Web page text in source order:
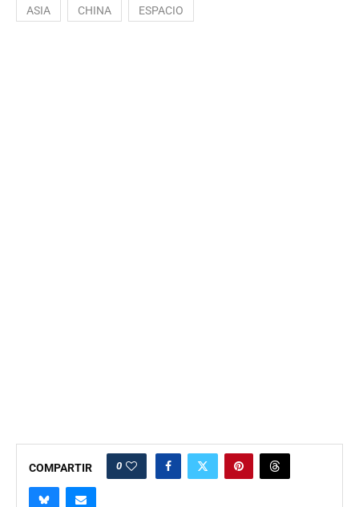
ASIA CHINA ESPACIO
COMPARTIR 0